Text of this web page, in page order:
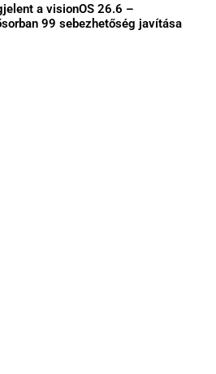
a visionOS 26.6 –
99 sebezhetőség javítása